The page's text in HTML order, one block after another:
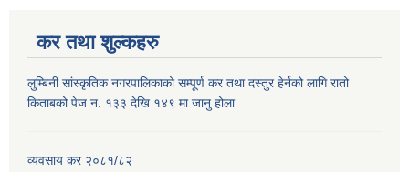
कर तथा शुल्कहरु
लुम्बिनी सांस्कृतिक नगरपालिकाको सम्पूर्ण कर तथा दस्तुर हेर्नको लागि रातो
किताबको पेज न. १३३ देखि १४९ मा जानु होला
व्यवसाय कर २०८१/८२